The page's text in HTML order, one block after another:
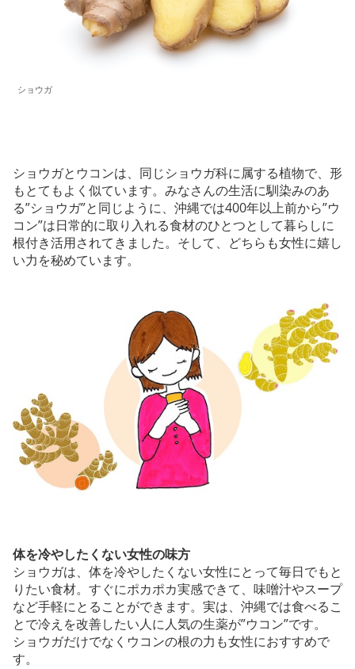
ショウガ
ショウガとウコンは、同じショウガ科に属する植物で、形
もとてもよく似ています。みなさんの生活に馴染みのあ
る”ショウガ”と同じように、沖縄では400年以上前から”ウ
コン”は日常的に取り入れる食材のひとつとして暮らしに
根付き活用されてきました。そして、どちらも女性に嬉し
い力を秘めています。
体を冷やしたくない女性の味方
ショウガは、体を冷やしたくない女性にとって毎日でもと
りたい食材。すぐにポカポカ実感できて、味噌汁やスープ
など手軽にとることができます。実は、沖縄では食べるこ
とで冷えを改善したい人に人気の生薬が”ウコン”です。
ショウガだけでなくウコンの根の力も女性におすすめで
す。